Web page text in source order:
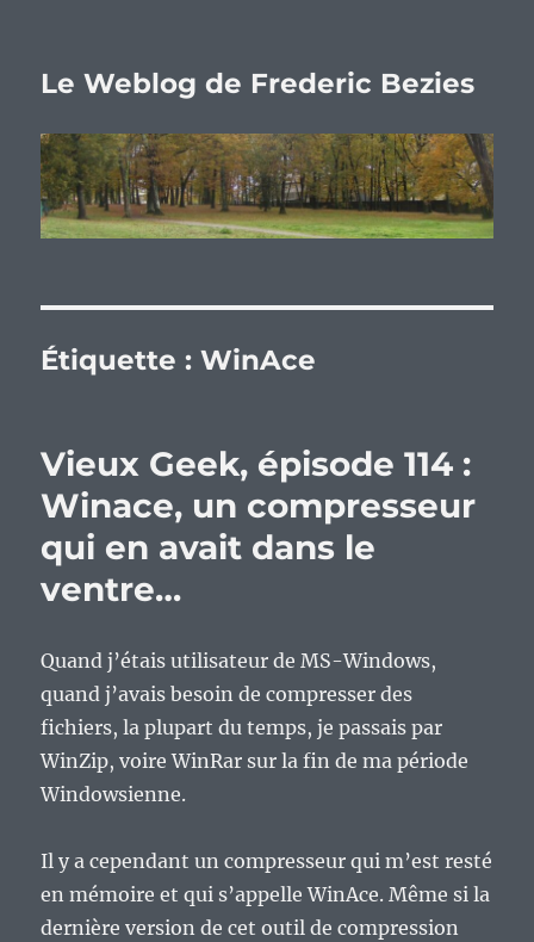
Le Weblog de Frederic Bezies
Étiquette :WinAce
Vieux Geek, épisode 114 :
Winace, un compresseur
qui en avait dans le
ventre…
Quand j’étais utilisateur de MS-Windows,
quand j’avais besoin de compresser des
fichiers, la plupart du temps, je passais par
WinZip, voire WinRar sur la fin de ma période
Windowsienne.
Il y a cependant un compresseur qui m’est resté
en mémoire et qui s’appelle WinAce. Même si la
dernière version de cet outil de compression